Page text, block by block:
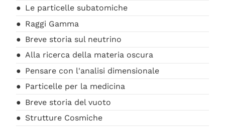
Le particelle subatomiche
Raggi Gamma
Breve storia sul neutrino
Alla ricerca della materia oscura
Pensare con l'analisi dimensionale
Particelle per la medicina
Breve storia del vuoto
Strutture Cosmiche